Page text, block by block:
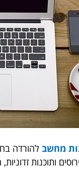
מחשב להורדה
ותוכנות